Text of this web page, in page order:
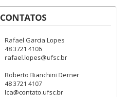
CONTATOS
Rafael Garcia Lopes
48 3721 4106
rafael.lopes@ufsc.br
Roberto Bianchini Derner
48 3721 4107
lca@contato.ufsc.br